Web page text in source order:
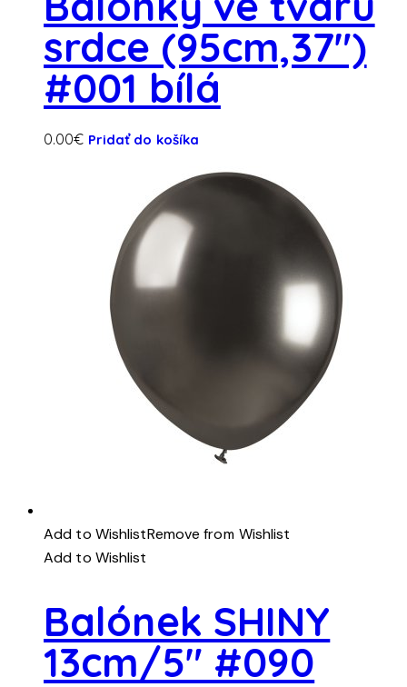
srdce (95cm,37″)
#001 bílá
0.00€ Pridať do košíka
Add to WishlistRemove from Wishlist
Add to Wishlist
Balónek SHINY
13cm/5″ #090